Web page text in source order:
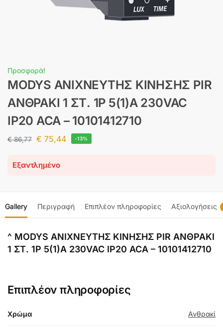
Προσφορά!
MODYS ΑΝΙΧΝΕΥΤΗΣ ΚΙΝΗΣΗΣ PIR
ΑΝΘΡΑΚΙ 1 ΣΤ. 1P 5(1)A 230VAC
IP20 ACA – 10101412710
€86,77 € 75,44 -13%
Εξαντλημένο
Gallery Περιγραφή Επιπλέον πληροφορίες Αξιολογήσεις
^ MODYS ΑΝΙΧΝΕΥΤΗΣ ΚΙΝΗΣΗΣ PIR ΑΝΘΡΑΚΙ
1 ΣΤ. 1P 5(1)A 230VAC IP20 ACA – 10101412710
Επιπλέον πληροφορίες
Χρώμα Ανθρακί